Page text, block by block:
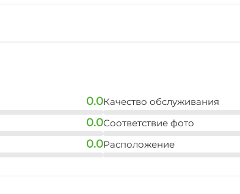
0.0
0.0
0.0
Качество обслуживания
Соответствие фото
Расположение